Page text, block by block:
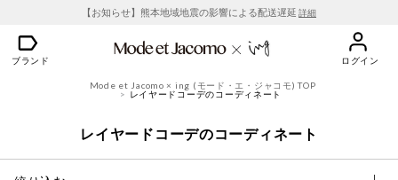
【お知らせ】熊本地域地震の影響による配送遅延 詳細
ブランド ログイン
Mode et Jacomo × ing (モード・エ・ジャコモ) TOP
レイヤードコーデのコーディネート
レイヤードコーデのコーディネート